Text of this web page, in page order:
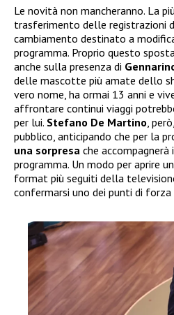
Le novità non mancheranno. La
trasferimento delle registrazioni
cambiamento destinato a
programma. Proprio questo
anche sulla presenza di
delle mascotte più amate dello
vero nome, ha ormai 13 anni e
affrontare continui viaggi
per lui. Stefano De Martino,
pubblico, anticipando che per la
una sorpresa che
programma. Un modo per aprire
format più seguiti della
confermarsi uno dei punti di